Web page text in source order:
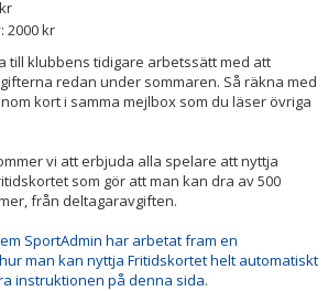
2000 kr
till klubbens tidigare arbetssätt med att
redan under sommaren. Så räkna med
kort i samma mejlbox som du läser övriga
vi att erbjuda alla spelare att nyttja
som gör att man kan dra av 500
från deltagaravgiften.
SportAdmin har arbetat fram en
man kan nyttja Fritidskortet helt automatiskt
instruktionen på denna sida.